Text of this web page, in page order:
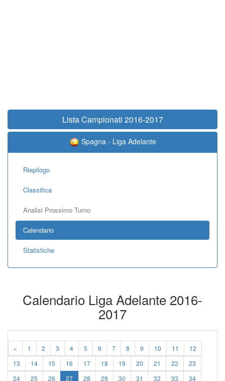
Lista Campionati 2016-2017
Spagna - Liga Adelante
Riepilogo
Classifica
Analisi Prossimo Turno
Calendario
Statistiche
Calendario Liga Adelante 2016-
2017
« 1 2 3 4 5 6 7 8 9 10 11
12
13
14 15 16 17 18 19 20 21 22
23
24
25 26 27 28 29 30 31 32 33
34